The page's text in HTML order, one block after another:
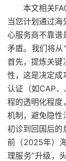
本文相关
当您计划通过
心服务商不靠
矛盾。我们将从
首先，提炼关键
性，这是决定成
认证（如CAP
程的透明化程度
机制，避免隐性
初诊到回国后的
前（2025年）
理服务”升级，